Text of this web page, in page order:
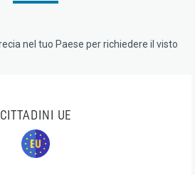
nel tuo Paese per richiedere il visto
CITTADINI UE